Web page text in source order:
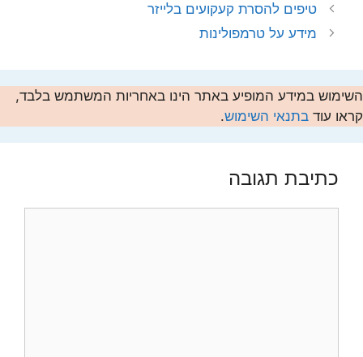
טיפים להסרת קעקועים בלייזר
מידע על טרמפולינות
השימוש במידע המופיע באתר הינו באחריות המשתמש בלבד,
קראו עוד בתנאי השימוש.
כתיבת תגובה